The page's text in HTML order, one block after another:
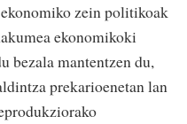
zein politikoak
ekonomikoki
bezala mantentzen du,
prekarioenetan lan